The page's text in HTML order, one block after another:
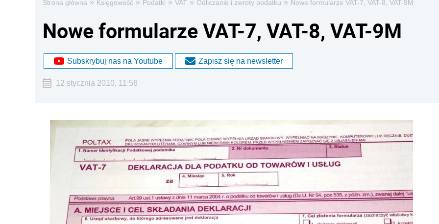
Strona główna » Księgowość » Podatki » VAT » Odliczanie i zwroty podatku » Nowe formularze VAT-7, VAT-8, VAT-9M
Nowe formularze VAT-7, VAT-8, VAT-9M
Subskrybuj nas na Youtube Zapisz się na newsletter
12 stycznia 2010, 11:56